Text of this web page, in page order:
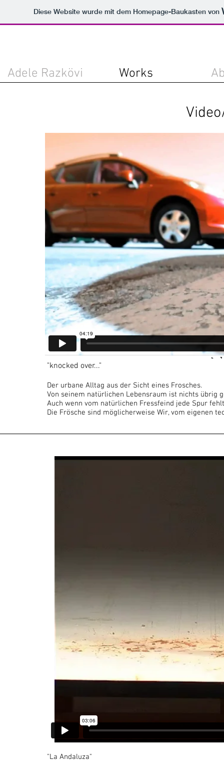
Diese Website wurde mit dem Homepage-Baukasten von
Adele Razkövi Works
"knocked over..."
Der urbane Alltag aus der Sicht eines Frosches.
Von seinem natürlichen Lebensraum ist nichts übrig
Auch wenn vom natürlichen Fressfeind jede Spur
Die Frösche sind möglicherweise Wir, vom eigenen
"La Andaluza"